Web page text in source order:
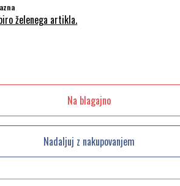
želenega artikla.
Na blagajno
Nadaljuj z nakupovanjem